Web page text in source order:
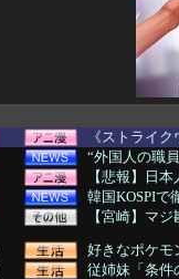
《ストライ
“外国人の職
【悲報】日
韓国KOSPIで
【宮崎】マ
好きなポケモ
従姉妹「条